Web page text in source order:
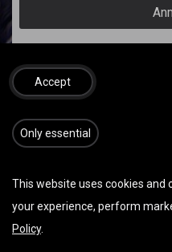
Vereinbare gerne
angegebenen
flexibel.
DATUM & UHRZEIT
Accept
​​​Only essential
This website uses cookies
your experience, perform
Policy.